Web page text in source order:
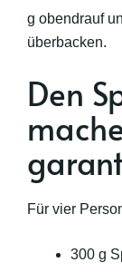
g obendrauf
überbacken.
Den
Für vier
300 g